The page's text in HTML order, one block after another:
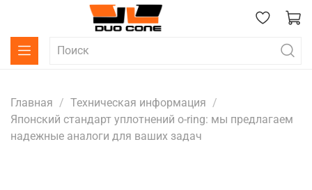
Главная
Техническая информация
Японский стандарт уплотнений o-ring: мы предлагаем
надежные аналоги для ваших задач